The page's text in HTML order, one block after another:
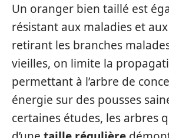
Un oranger bien taillé est
résistant aux maladies et
retirant les branches
vieilles, on limite la
permettant à l’arbre de
énergie sur des pousses
certaines études, les arbres